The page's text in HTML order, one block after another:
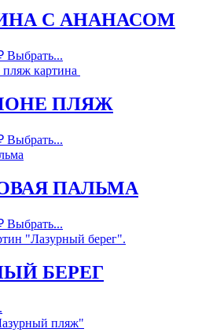
С АНАНАСОМ
Выбрать...
ПЛЯЖ
Выбрать...
ПАЛЬМА
Выбрать...
БЕРЕГ